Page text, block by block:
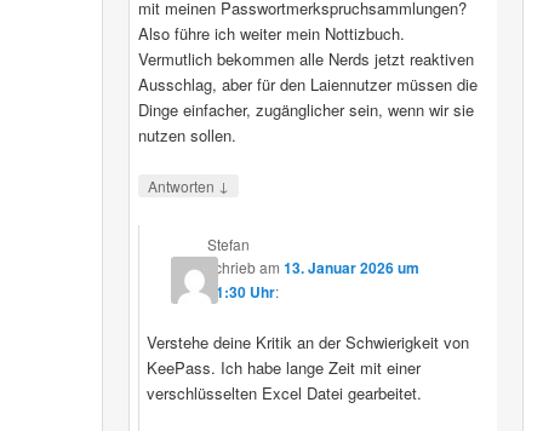
mit meinen Passwortmerkspruchsammlungen?
Also führe ich weiter mein Nottizbuch.
Vermutlich bekommen alle Nerds jetzt reaktiven
Ausschlag, aber für den Laiennutzer müssen die
Dinge einfacher, zugänglicher sein, wenn wir sie
nutzen sollen.
Antworten ↓
Stefan
schriebam13. Januar 2026 um
21:30 Uhr:
Verstehe deine Kritik an der Schwierigkeit von
KeePass. Ich habe lange Zeit mit einer
verschlüsselten Excel Datei gearbeitet.